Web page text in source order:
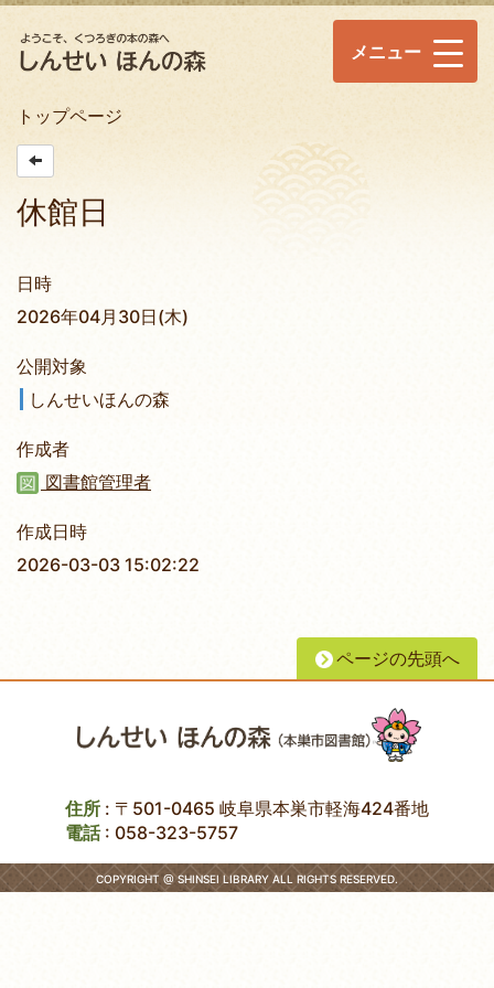
メニュー
トップページ
休館日
日時
2026年04月30日(木)
公開対象
しんせいほんの森
作成者
図書館管理者
作成日時
2026-03-03 15:02:22
ページの先頭へ
住所 : 〒501-0465 岐阜県本巣市軽海424番地
電話: 058-323-5757
COPYRIGHT @ SHINSEI LIBRARY ALL RIGHTS RESERVED.